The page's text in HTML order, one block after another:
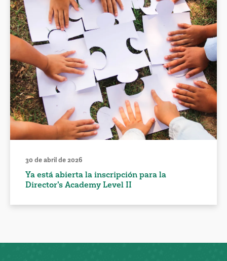
30 de abril de 2026
Ya está abierta la inscripción para la
Director's Academy Level II